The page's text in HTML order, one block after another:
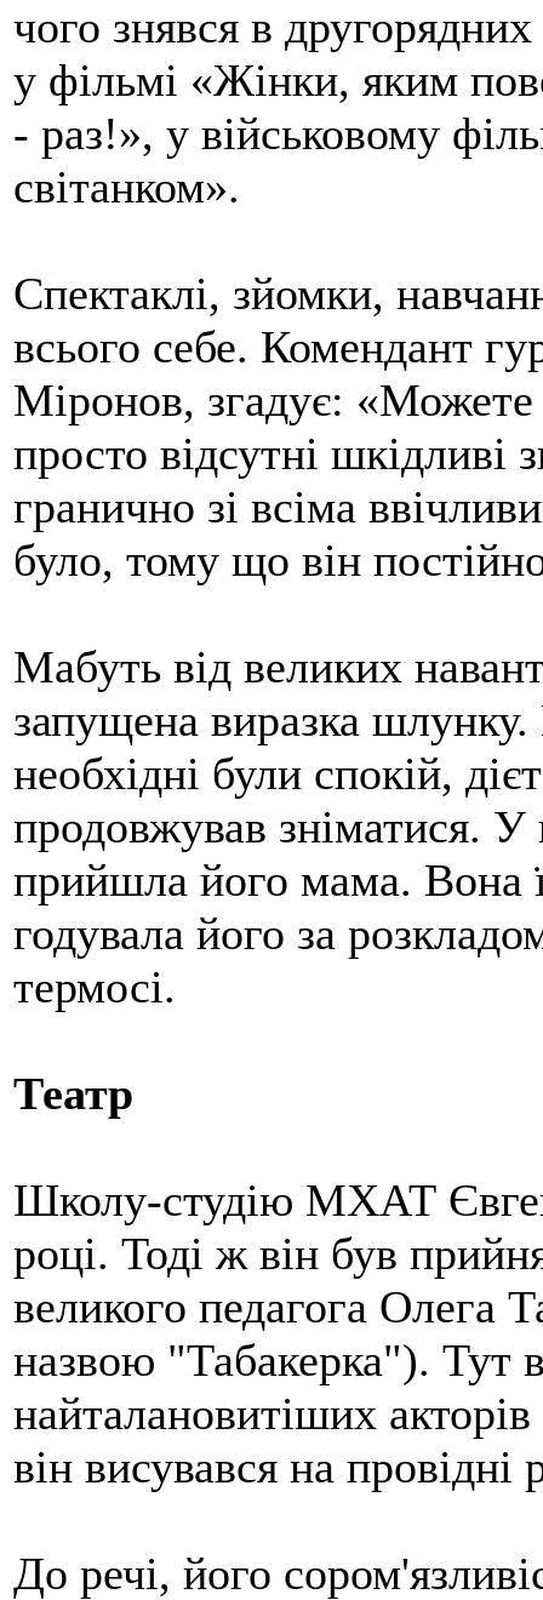
чого знявся в
у фільмі «Жінки, яким
- раз!», у військовому
світанком».
Спектаклі, зйомки,
всього себе. Комендант
Міронов, згадує: «Можете
просто відсутні
гранично зі всіма
було, тому що він
Мабуть від великих
запущена виразка шлунку.
необхідні були спокій,
продовжував зніматися.
прийшла його мама. Вона
годувала його за
термосі.
Театр
Школу-студію МХАТ
році. Тоді ж він був
великого педагога Олега
назвою "Табакерка"). Тут
найталановитіших
він висувався на провідні
До речі, його